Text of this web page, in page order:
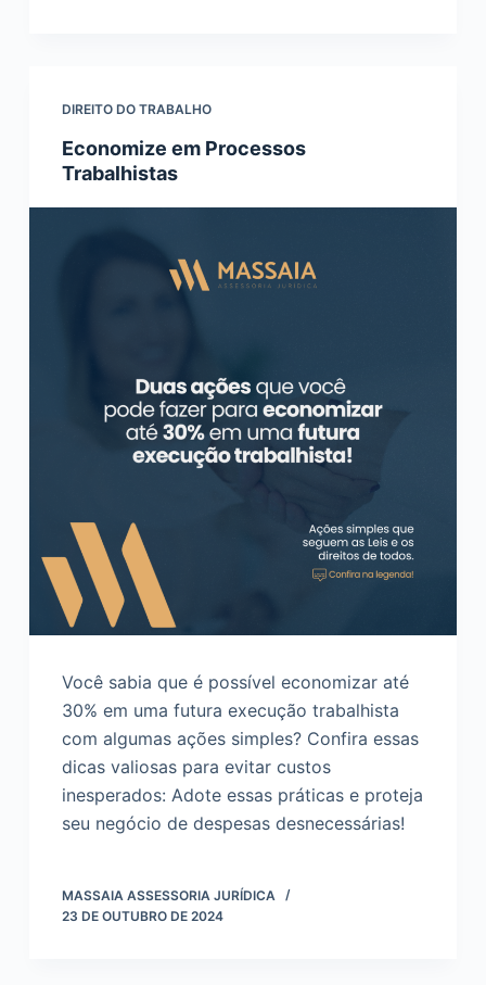
DIREITO DO TRABALHO
Economize em Processos
Trabalhistas
Você sabia que é possível economizar até
30% em uma futura execução trabalhista
com algumas ações simples? Confira essas
dicas valiosas para evitar custos
inesperados: Adote essas práticas e proteja
seu negócio de despesas desnecessárias!
MASSAIA ASSESSORIA JURÍDICA
23 DE OUTUBRO DE 2024